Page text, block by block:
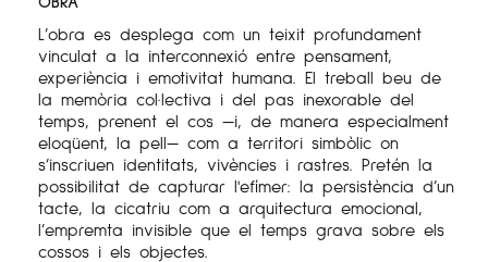
L’obra es desplega com un teixit profundament
vinculat a la interconnexió entre pensament,
experiència i emotivitat humana. El treball beu de
la memòria col·lectiva i del pas inexorable del
temps, prenent el cos —i, de manera especialment
eloqüent, la pell— com a territori simbòlic on
s’inscriuen identitats, vivències i rastres. Pretén la
possibilitat de capturar l'efímer: la persistència d’un
tacte, la cicatriu com a arquitectura emocional,
l’empremta invisible que el temps grava sobre els
cossos i els objectes.